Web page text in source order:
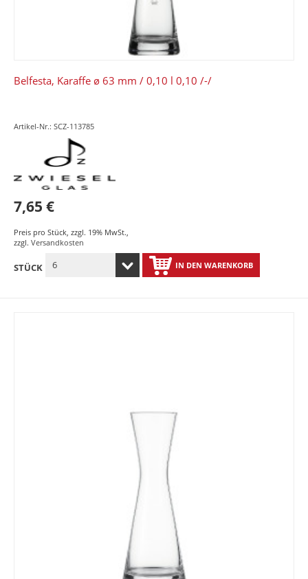
Belfesta, Karaffe ø 63 mm / 0,10 l 0,10 /-/
Artikel-Nr.: SCZ-113785
7,65 €
Preis pro Stück zzgl. 19% MwSt.
zzgl. Versandkosten
STÜCK IN DEN WARENKORB